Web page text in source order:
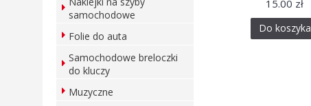
samochodowe
Folie do auta
Samochodowe breloczki
do kluczy
Muzyczne
15.00 zł
Do koszyka